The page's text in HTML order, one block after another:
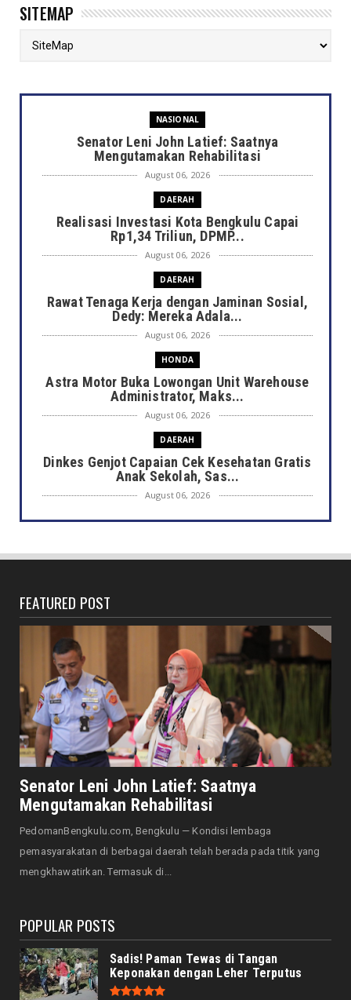
SITEMAP
NASIONAL
Senator Leni John Latief: Saatnya
Mengutamakan Rehabilitasi
August 06, 2026
DAERAH
Realisasi Investasi Kota Bengkulu Capai
Rp1,34 Triliun, DPMP...
August 06, 2026
DAERAH
Rawat Tenaga Kerja dengan Jaminan Sosial,
Dedy: Mereka Adala...
August 06, 2026
HONDA
Astra Motor Buka Lowongan Unit Warehouse
Administrator, Maks...
August 06, 2026
DAERAH
Dinkes Genjot Capaian Cek Kesehatan Gratis
Anak Sekolah, Sas...
August 06, 2026
DAERAH
Dedy Tinjau Cek Keseh...
Lebih Pasti dengan Kampas Rem Asli Honda,
Pengereman Maksima...
August 06, 2026
HOTEL MERCURE
Mercure Bengkulu Hadirkan Staycation
Ramah Keluarga, Tamu Da...
August 05, 2026
EKONOMI
Hotel Santika Bengkulu Hadirkan Promo HUT
ke-81 RI, Kamar Mu...
NASIONAL
Menjadi Tuan Rumah Sidang Tahunan MPR RI
dan Sidang Bersama...
FEATURED POST
Senator Leni John Latief: Saatnya
Mengutamakan Rehabilitasi
PedomanBengkulu.com, Bengkulu — Kondisi lembaga
pemasyarakatan di berbagai daerah telah berada pada titik yang
mengkhawatirkan. Termasuk di...
POPULAR POSTS
Sadis! Paman Tewas di Tangan
Keponakan dengan Leher Terputus